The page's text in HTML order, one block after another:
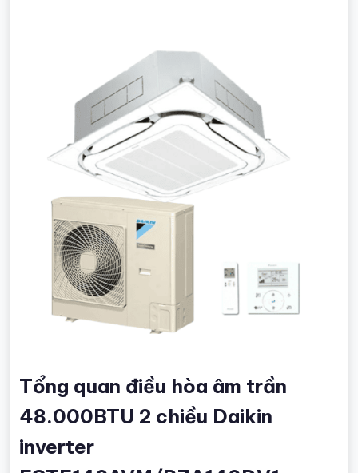
Tổng quan điều hòa âm trần
48.000BTU 2 chiều Daikin
inverter